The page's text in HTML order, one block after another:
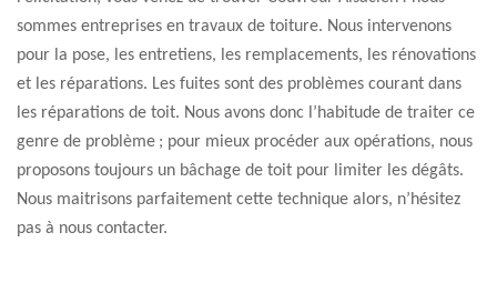
sommes entreprises en travaux de toiture. Nous intervenons
pour la pose, les entretiens, les remplacements, les rénovations
et les réparations. Les fuites sont des problèmes courant dans
les réparations de toit. Nous avons donc l’habitude de traiter ce
genre de problème ; pour mieux procéder aux opérations, nous
proposons toujours un bâchage de toit pour limiter les dégâts.
Nous maitrisons parfaitement cette technique alors, n’hésitez
pas à nous contacter.